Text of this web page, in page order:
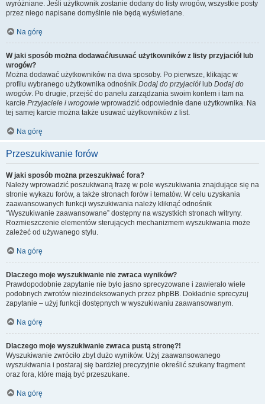
wyróżniane. Jeśli użytkownik zostanie dodany do listy wrogów, wszystkie posty
przez niego napisane domyślnie nie będą wyświetlane.
Na górę
W jaki sposób można dodawać/usuwać użytkowników z listy przyjaciół lub
wrogów?
Można dodawać użytkowników na dwa sposoby. Po pierwsze, klikając w
profilu wybranego użytkownika odnośnik Dodaj do przyjaciół lub Dodaj do
wrogów. Po drugie, przejść do panelu zarządzania swoim kontem i tam na
karcie Przyjaciele i wrogowie wprowadzić odpowiednie dane użytkownika. Na
tej samej karcie można także usuwać użytkowników z list.
Na górę
Przeszukiwanie forów
W jaki sposób można przeszukiwać fora?
Należy wprowadzić poszukiwaną frazę w pole wyszukiwania znajdujące się na
stronie wykazu forów, a także stronach forów i tematów. W celu uzyskania
zaawansowanych funkcji wyszukiwania należy kliknąć odnośnik
“Wyszukiwanie zaawansowane” dostępny na wszystkich stronach witryny.
Rozmieszczenie elementów sterujących mechanizmem wyszukiwania może
zależeć od używanego stylu.
Na górę
Dlaczego moje wyszukiwanie nie zwraca wyników?
Prawdopodobnie zapytanie nie było jasno sprecyzowane i zawierało wiele
podobnych zwrotów niezindeksowanych przez phpBB. Dokładnie sprecyzuj
zapytanie – użyj funkcji dostępnych w wyszukiwaniu zaawansowanym.
Na górę
Dlaczego moje wyszukiwanie zwraca pustą stronę?!
Wyszukiwanie zwróciło zbyt dużo wyników. Użyj zaawansowanego
wyszukiwania i postaraj się bardziej precyzyjnie określić szukany fragment
oraz fora, które mają być przeszukane.
Na górę